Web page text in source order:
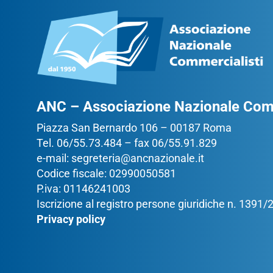
ANC – Associazione Nazionale
Piazza San Bernardo 106 – 00187 Roma
Tel. 06/55.73.484 – fax 06/55.91.829
e-mail: segreteria@ancnazionale.it
Codice fiscale: 02990050581
P.iva: 01146241003
Iscrizione al registro persone giuridiche n. 1391/
Privacy policy